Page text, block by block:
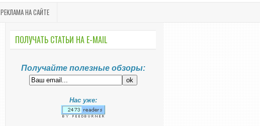
РЕКЛАМА НА САЙТЕ
ПОЛУЧАТЬ СТАТЬИ НА E-MАIL
Получайте полезные обзоры:
Нас уже: